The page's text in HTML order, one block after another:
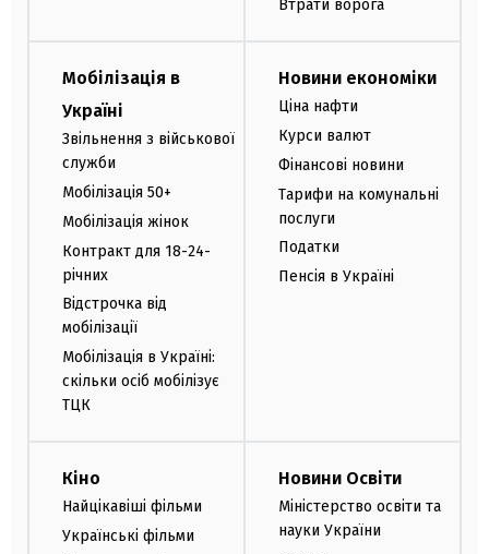
Втрати ворога
Мобілізація в
Україні
Звільнення з військової
служби
Мобілізація 50+
Мобілізація жінок
Контракт для 18-24-
річних
Відстрочка від
мобілізації
Мобілізація в Україні:
скільки осіб мобілізує
ТЦК
Новини економіки
Ціна нафти
Курси валют
Фінансові новини
Тарифи на комунальні
послуги
Податки
Пенсія в Україні
Кіно
Найцікавіші фільми
Українські фільми
Новини Освіти
Міністерство освіти та
науки України